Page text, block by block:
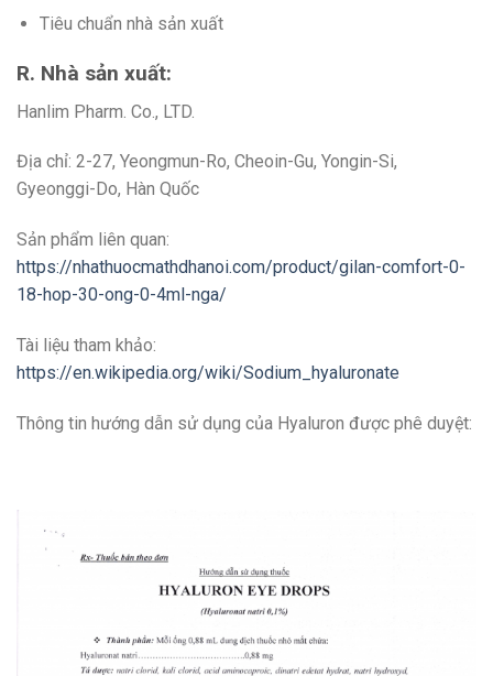
Tiêu chuẩn nhà sản xuất
R. Nhà sản xuất:
Hanlim Pharm. Co., LTD.
Địa chỉ: 2-27, Yeongmun-Ro, Cheoin-Gu, Yongin-Si,
Gyeonggi-Do, Hàn Quốc
Sản phẩm liên quan:
https://nhathuocmathdhanoi.com/product/gilan-comfort-0-
18-hop-30-ong-0-4ml-nga/
Tài liệu tham khảo:
https://en.wikipedia.org/wiki/Sodium_hyaluronate
Thông tin hướng dẫn sử dụng của Hyaluron được phê duyệt: